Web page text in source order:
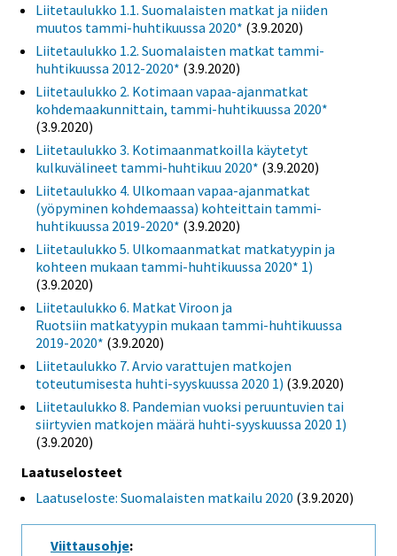
Liitetaulukko 1.1. Suomalaisten matkat ja niiden
muutos tammi-huhtikuussa 2020* (3.9.2020)
Liitetaulukko 1.2. Suomalaisten matkat tammi-
huhtikuussa 2012-2020* (3.9.2020)
Liitetaulukko 2. Kotimaan vapaa-ajanmatkat
kohdemaakunnittain, tammi-huhtikuussa 2020*
(3.9.2020)
Liitetaulukko 3. Kotimaanmatkoilla käytetyt
kulkuvälineet tammi-huhtikuu 2020* (3.9.2020)
Liitetaulukko 4. Ulkomaan vapaa-ajanmatkat
(yöpyminen kohdemaassa) kohteittain tammi-
huhtikuussa 2019-2020* (3.9.2020)
Liitetaulukko 5. Ulkomaanmatkat matkatyypin ja
kohteen mukaan tammi-huhtikuussa 2020* 1)
(3.9.2020)
Liitetaulukko 6. Matkat Viroon ja
Ruotsiin matkatyypin mukaan tammi-huhtikuussa
2019-2020* (3.9.2020)
Liitetaulukko 7. Arvio varattujen matkojen
toteutumisesta huhti-syyskuussa 2020 1) (3.9.2020)
Liitetaulukko 8. Pandemian vuoksi peruuntuvien tai
siirtyvien matkojen määrä huhti-syyskuussa 2020 1)
(3.9.2020)
Laatuselosteet
Laatuseloste: Suomalaisten matkailu 2020 (3.9.2020)
Viittausohje: